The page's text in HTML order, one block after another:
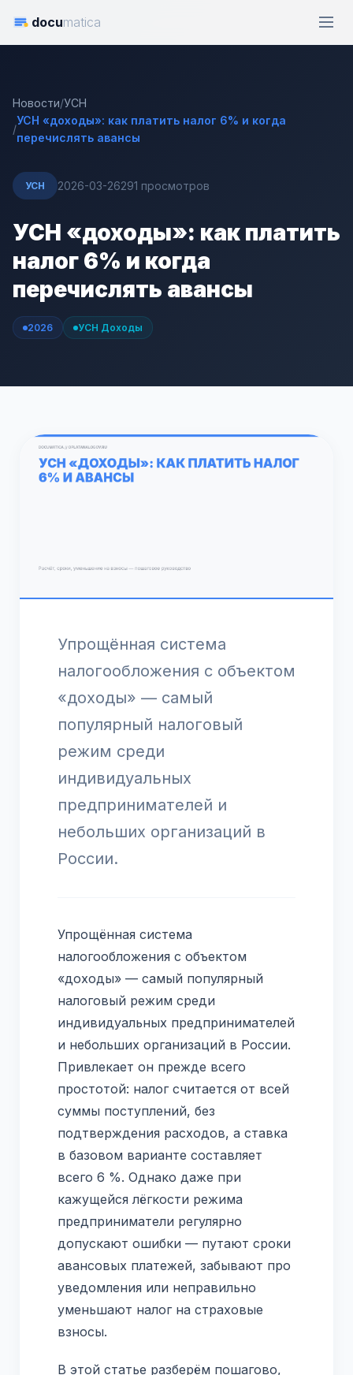
documatica
Новости/УСН
/
УСН «доходы»: как платить налог 6% и когда
перечислять авансы
УСН 2026-03-26291 просмотров
УСН «доходы»: как платить
налог 6% и когда
перечислять авансы
2026 УСН Доходы
Упрощённая система
налогообложения с объектом
«доходы» — самый
популярный налоговый
режим среди
индивидуальных
предпринимателей и
небольших организаций в
России.
Упрощённая система
налогообложения с объектом
«доходы» — самый популярный
налоговый режим среди
индивидуальных предпринимателей
и небольших организаций в России.
Привлекает он прежде всего
простотой: налог считается от всей
суммы поступлений, без
подтверждения расходов, а ставка
в базовом варианте составляет
всего 6 %. Однако даже при
кажущейся лёгкости режима
предприниматели регулярно
допускают ошибки — путают сроки
авансовых платежей, забывают про
уведомления или неправильно
уменьшают налог на страховые
взносы.
В этой статье разберём пошагово,